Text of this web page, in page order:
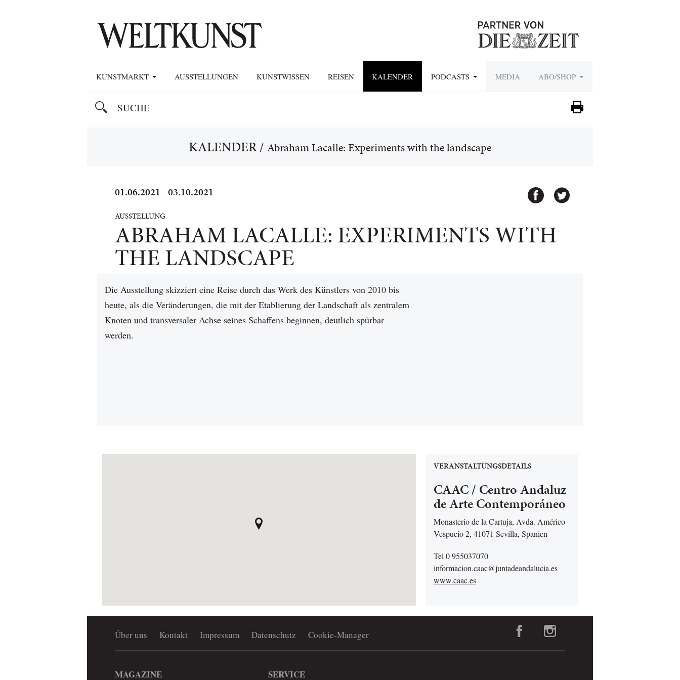
KUNSTMARKT AUSSTELLUNGEN KUNSTWISSEN REISEN KALENDER PODCASTS MEDIA ABO/SHOP
KALENDER/ Abraham Lacalle: Experiments with the landscape
01.06.2021 - 03.10.2021
AUSSTELLUNG
ABRAHAM LACALLE: EXPERIMENTS WITH
THE LANDSCAPE
Die Ausstellung skizziert eine Reise durch das Werk des Künstlers von 2010 bis
heute, als die Veränderungen, die mit der Etablierung der Landschaft als zentralem
Knoten und transversaler Achse seines Schaffens beginnen, deutlich spürbar
werden.
VERANSTALTUNGSDETAILS
CAAC / Centro Andaluz
de Arte Contemporáneo
Monasterio de la Cartuja, Avda. Américo
Vespucio 2, 41071 Sevilla, Spanien
Tel 0 955037070
informacion.caac@juntadeandalucia.es
www.caac.es
Über uns Kontakt Impressum Datenschutz Cookie-Manager
MAGAZINE SERVICE